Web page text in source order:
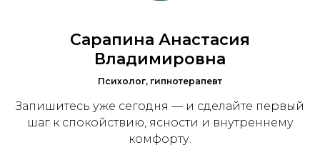
Сарапина Анастасия
Владимировна
Психолог, гипнотерапевт
Запишитесь уже сегодня — и сделайте первый
шаг к спокойствию, ясности и внутреннему
комфорту.